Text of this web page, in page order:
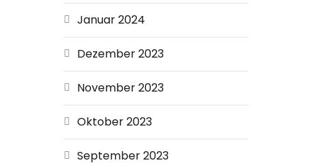
Januar 2024
Dezember 2023
November 2023
Oktober 2023
September 2023